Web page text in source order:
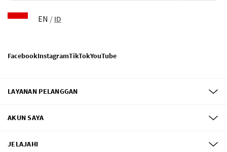
EN / ID
FacebookInstagramTikTokYouTube
LAYANAN PELANGGAN
AKUN SAYA
JELAJAHI